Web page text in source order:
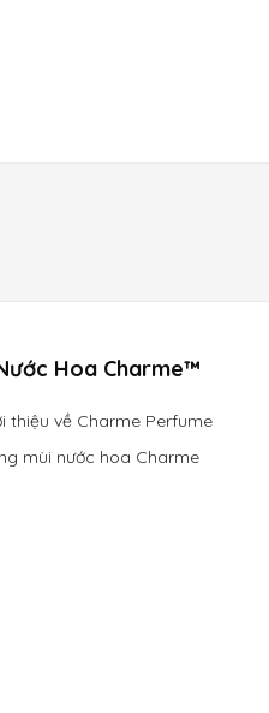
Hoa Charme™
thiệu về Charme Perfume
mùi nước hoa Charme